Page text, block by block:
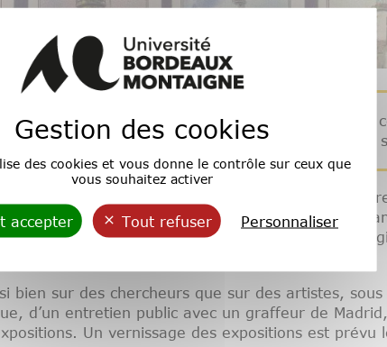
CREC UR 2292, université Sorbonne Nouvelle),
France (75005). L'événement est hybride sur
sciences humaines, sous la forme d’une
dans les études hispaniques et
la philosophie, des arts plastiques, de la
(XIX
bien sur des chercheurs que sur des artistes,
d’un entretien public avec un graffeur de
Un vernissage des expositions est
Gestion des cookies
des cookies et vous donne le contrôle sur ceux que
vous souhaitez activer
accepter Tout refuser Personnaliser